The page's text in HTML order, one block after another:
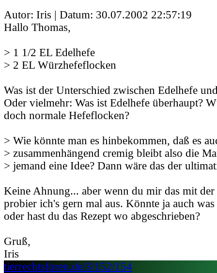
Autor: Iris | Datum: 30.07.2002 22:57:19
Hallo Thomas,
> 1 1/2 EL Edelhefe
> 2 EL Würzhefeflocken
Was ist der Unterschied zwischen Edelhefe
Oder vielmehr: Was ist Edelhefe überhaupt?
doch normale Hefeflocken?
> Wie könnte man es hinbekommen, daß es
> zusammenhängend cremig bleibt also die
> jemand eine Idee? Dann wäre das der
Keine Ahnung... aber wenn du mir das mit
probier ich's gern mal aus. Könnte ja auch
oder hast du das Rezept wo abgeschrieben?
Gruß,
Iris
tierrechtsforen.de/3/152/154